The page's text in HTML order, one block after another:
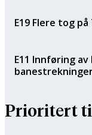
E19 Flere tog
E11 Innføring av
Prioritert